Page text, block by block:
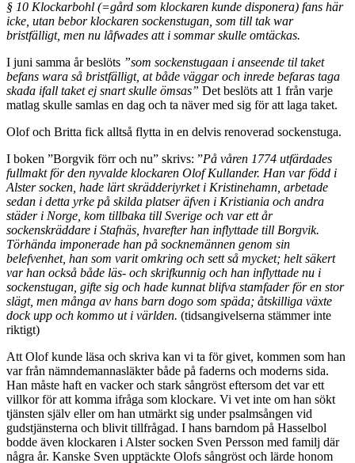
§ 10 Klockarbohl (=gård som klockaren kunde disponera) fans här
icke, utan bebor klockaren sockenstugan, som till tak war
bristfälligt, men nu låfwades att i sommar skulle omtäckas.
I juni samma år beslöts ”som sockenstugaan i anseende til taket
befans wara så bristfälligt, at både väggar och inrede befaras taga
skada ifall taket ej snart skulle ömsas” Det beslöts att 1 från varje
matlag skulle samlas en dag och ta näver med sig för att laga taket.
Olof och Britta fick alltså flytta in en delvis renoverad sockenstuga.
I boken ”Borgvik förr och nu” skrivs: ”På våren 1774 utfärdades
fullmakt för den nyvalde klockaren Olof Kullander. Han var född i
Alster socken, hade lärt skrädderiyrket i Kristinehamn, arbetade
sedan i detta yrke på skilda platser äfven i Kristiania och andra
städer i Norge, kom tillbaka till Sverige och var ett år
sockenskräddare i Stafnäs, hvarefter han inflyttade till Borgvik.
Törhända imponerade han på socknemännen genom sin
belefvenhet, han som varit omkring och sett så mycket; helt säkert
var han också både läs- och skrifkunnig och han inflyttade nu i
sockenstugan, gifte sig och hade kunnat blifva stamfader för en stor
slägt, men många av hans barn dogo som späda; åtskilliga växte
dock upp och kommo ut i världen. (tidsangivelserna stämmer inte
riktigt)
Att Olof kunde läsa och skriva kan vi ta för givet, kommen som han
var från nämndemannasläkter både på faderns och moderns sida.
Han måste haft en vacker och stark sångröst eftersom det var ett
villkor för att komma ifråga som klockare. Vi vet inte om han sökt
tjänsten själv eller om han utmärkt sig under psalmsången vid
gudstjänsterna och blivit tillfrågad. I hans barndom på Hasselbol
bodde även klockaren i Alster socken Sven Persson med familj där
några år. Kanske Sven upptäckte Olofs sångröst och lärde honom